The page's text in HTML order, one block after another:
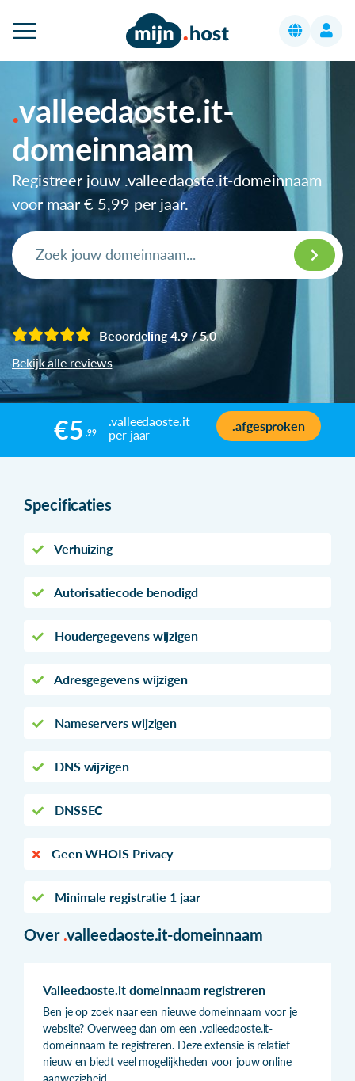
valleedaoste.it-
domeinnaam
Registreer jouw .valleedaoste.it-domeinnaam
voor maar€ 5,99 per jaar.
Beoordeling 4.9 / 5.0
Bekijk alle reviews
€5 ,99
.valleedaoste.it
per jaar
.afgesproken
Specificaties
Verhuizing
Autorisatiecode benodigd
Houdergegevens wijzigen
Adresgegevens wijzigen
Nameservers wijzigen
DNS wijzigen
DNSSEC
Geen WHOIS Privacy
Minimale registratie 1 jaar
Over .valleedaoste.it-domeinnaam
Valleedaoste.it domeinnaam registreren
Ben je op zoek naar een nieuwe domeinnaam voor je
website? Overweeg dan om een .valleedaoste.it-
domeinnaam te registreren. Deze extensie is relatief
nieuw en biedt veel mogelijkheden voor jouw online
aanwezigheid.